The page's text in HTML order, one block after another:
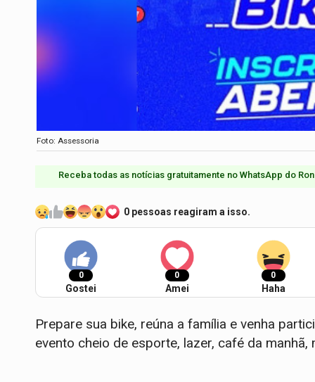
Foto: Assessoria
Receba todas as notícias gratuitamente no WhatsApp do
0 pessoas reagiram a isso.
0
Gostei
0
Amei
0
Haha
Prepare sua bike, reúna a família e venha
evento cheio de esporte, lazer, café da